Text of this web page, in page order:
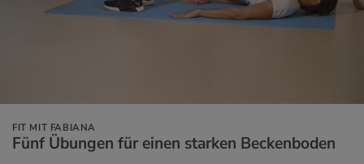
FIT MIT FABIANA
Fünf Übun­gen für einen star­ken Be­cken­bo­den